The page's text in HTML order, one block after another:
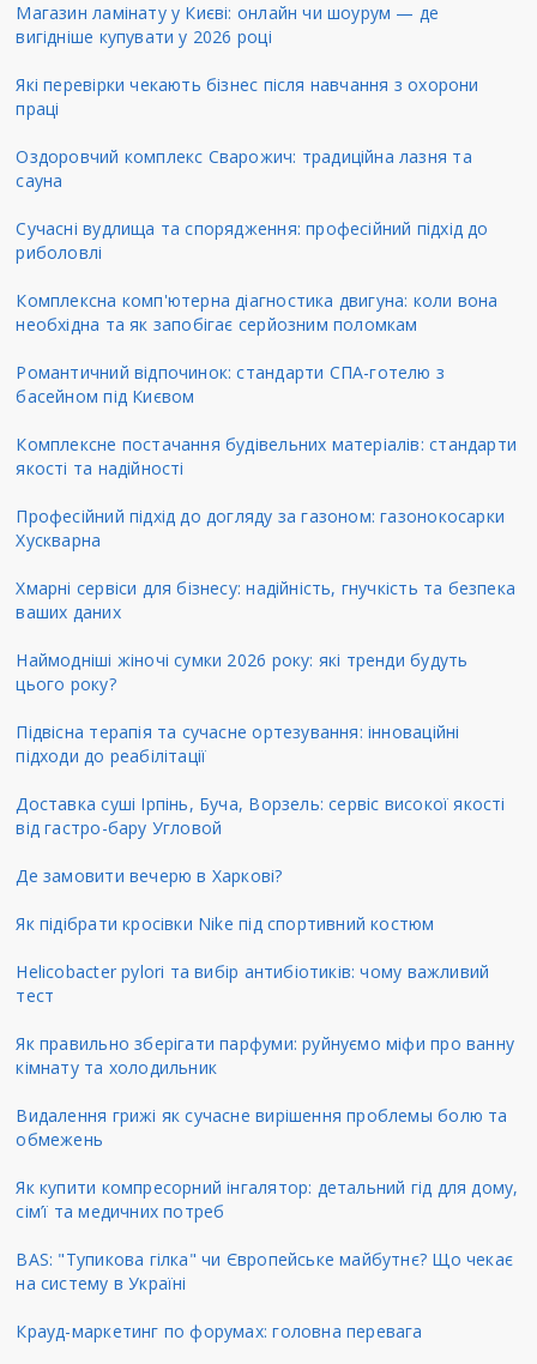
Магазин ламінату у Києві: онлайн чи шоурум — де
вигідніше купувати у 2026 році
Які перевірки чекають бізнес після навчання з охорони
праці
Оздоровчий комплекс Сварожич: традиційна лазня та
сауна
Сучасні вудлища та спорядження: професійний підхід до
риболовлі
Комплексна комп'ютерна діагностика двигуна: коли вона
необхідна та як запобігає серйозним поломкам
Романтичний відпочинок: стандарти СПА-готелю з
басейном під Києвом
Комплексне постачання будівельних матеріалів: стандарти
якості та надійності
Професійний підхід до догляду за газоном: газонокосарки
Хускварна
Хмарні сервіси для бізнесу: надійність, гнучкість та безпека
ваших даних
Наймодніші жіночі сумки 2026 року: які тренди будуть
цього року?
Підвісна терапія та сучасне ортезування: інноваційні
підходи до реабілітації
Доставка суші Ірпінь, Буча, Ворзель: сервіс високої якості
від гастро-бару Угловой
Де замовити вечерю в Харкові?
Як підібрати кросівки Nike під спортивний костюм
Helicobacter pylori та вибір антибіотиків: чому важливий
тест
Як правильно зберігати парфуми: руйнуємо міфи про ванну
кімнату та холодильник
Видалення грижі як сучасне вирішення проблемы болю та
обмежень
Як купити компресорний інгалятор: детальний гід для дому,
сім’ї та медичних потреб
BAS: "Тупикова гілка" чи Європейське майбутнє? Що чекає
на систему в Україні
Крауд-маркетинг по форумах: головна перевага